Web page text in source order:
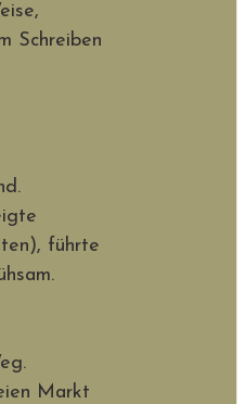
Schreiben
führte
Markt